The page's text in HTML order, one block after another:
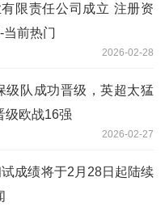
限责任公司成立 注册资
前热门
2026-02-28
级队成功晋级，英超太猛
级欧战16强
2026-02-27
成绩将于2月28日起陆续